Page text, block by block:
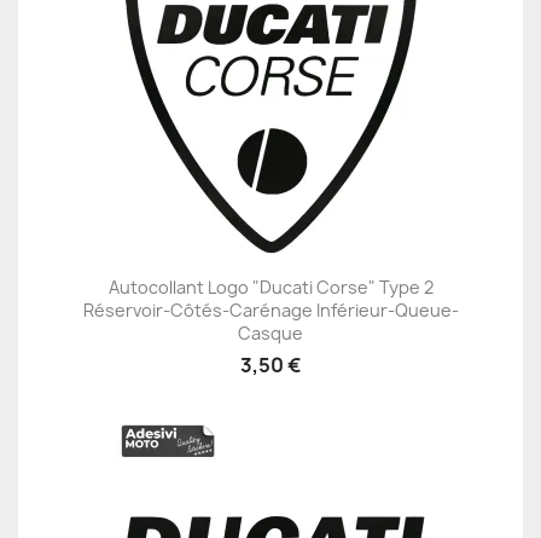
Autocollant Logo "Ducati Corse" Type 2
Réservoir-Côtés-Carénage Inférieur-Queue-
Casque
3,50 €